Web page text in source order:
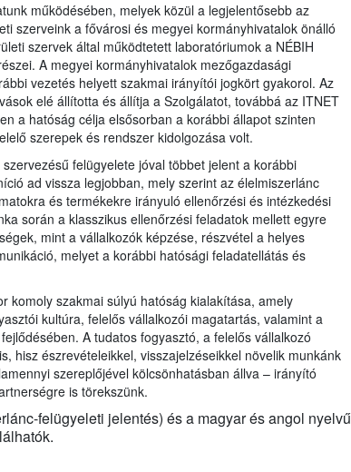
működésében, melyek közül a legjelentősebb az
szerveink a fővárosi és megyei kormányhivatalok önálló
szervek által működtetett laboratóriumok a NÉBIH
A megyei kormányhivatalok mezőgazdasági
vezetés helyett szakmai irányítói jogkört gyakorol. Az
elé állította és állítja a Szolgálatot, továbbá az ITNET
a hatóság célja elsősorban a korábbi állapot szinten
szerepek és rendszer kidolgozása volt.
felügyelete jóval többet jelent a korábbi
ad vissza legjobban, mely szerint az élelmiszerlánc
és termékekre irányuló ellenőrzési és intézkedési
során a klasszikus ellenőrzési feladatok mellett egyre
mint a vállalkozók képzése, részvétel a helyes
melyet a korábbi hatósági feladatellátás és
komoly szakmai súlyú hatóság kialakítása, amely
kultúra, felelős vállalkozói magatartás, valamint a
A tudatos fogyasztó, a felelős vállalkozó
hisz észrevételeikkel, visszajelzéseikkel növelik munkánk
szereplőjével kölcsönhatásban állva – irányító
is törekszünk.
felügyeleti jelentés) és a magyar és angol nyelvű